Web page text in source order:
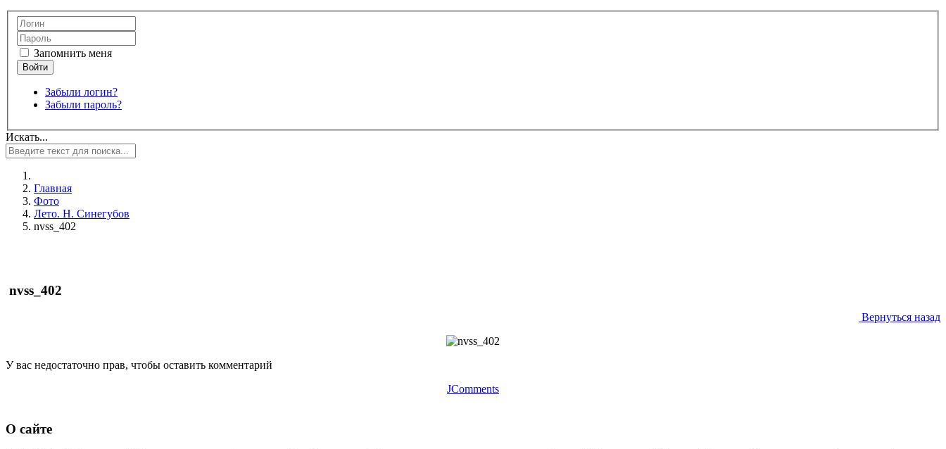
Запомнить меня
Забыли логин?
Забыли пароль?
Искать...
Главная
Фото
Лето. Н. Синегубов
nvss_402
nvss_402
Вернуться назад
У вас недостаточно прав, чтобы оставить комментарий
JComments
О сайте